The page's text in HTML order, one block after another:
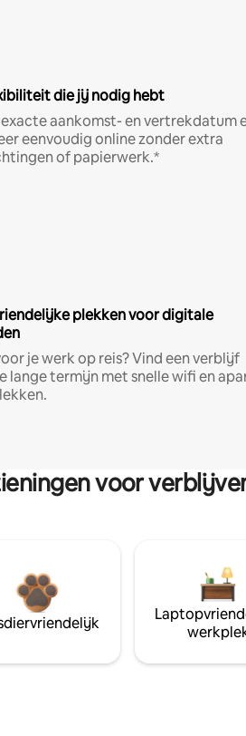
die jij nodig hebt
exacte aankomst- en vertrekdatum
eenvoudig online zonder extra
of papierwerk.*
plekken voor digitale
je werk op reis? Vind een verblijf
lange termijn met snelle wifi en
voor